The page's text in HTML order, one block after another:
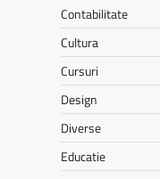
Contabilitate
Cultura
Cursuri
Design
Diverse
Educatie